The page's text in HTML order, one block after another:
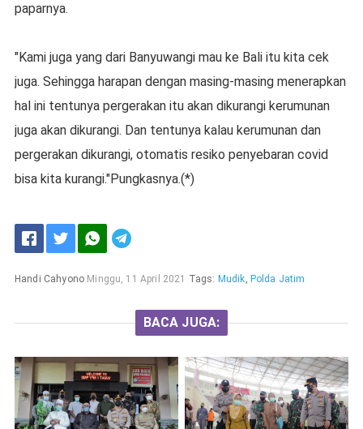
paparnya.
"Kami juga yang dari Banyuwangi mau ke Bali itu kita cek
juga. Sehingga harapan dengan masing-masing menerapkan
hal ini tentunya pergerakan itu akan dikurangi kerumunan
juga akan dikurangi. Dan tentunya kalau kerumunan dan
pergerakan dikurangi, otomatis resiko penyebaran covid
bisa kita kurangi."Pungkasnya.(*)
Handi Cahyono Minggu, 11 April 2021 Tags: Mudik, Polda Jatim
BACA JUGA: